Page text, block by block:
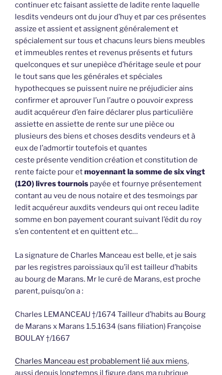
continuer etc faisant assiette de ladite rente laquelle
lesdits vendeurs ont du jour d’huy et par ces présentes
assize et assient et assignent généralement et
spécialement sur tous et chacuns leurs biens meubles
et immeubles rentes et revenus présents et futurs
quelconques et sur unepièce d’héritage seule et pour
le tout sans que les générales et spéciales
hypothecques se puissent nuire ne préjudicier ains
confirmer et aprouver l’un l’autre o pouvoir express
audit acquéreur d’en faire déclarer plus particulière
assiette en assiette de rente sur une pièce ou
plusieurs des biens et choses desdits vendeurs et à
eux de l’admortir toutefois et quantes
ceste présente vendition création et constitution de
rente faicte pour etmoyennant la somme de six vingt
(120) livres tournois payée et fournye présentement
contant au veu de nous notaire et des tesmoings par
ledit acquéreur auxdits vendeurs qui ont receu ladite
somme en bon payement courant suivant l’édit du roy
s’en contentent et en quittent etc…
La signature de Charles Manceau est belle, et je sais
par les registres paroissiaux qu’il est tailleur d’habits
au bourg de Marans. Mr le curé de Marans, est proche
parent, puisqu’on a :
Charles LEMANCEAU †/1674 Tailleur d’habits au Bourg
de Marans x Marans 1.5.1634 (sans filiation) Françoise
BOULAY †/1667
Charles Manceau est probablement lié aux miens,
aussi depuis longtemps il figure dans ma rubrique